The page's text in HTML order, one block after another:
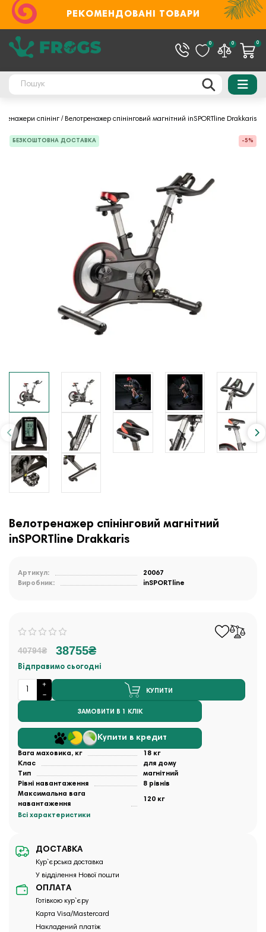
РЕКОМЕНДОВАНІ ТОВАРИ
0 0 0
спінінг Велотренажер спінінговий магнітний inSPORTline Drakkaris
БЕЗКОШТОВНА ДОСТАВКА -5%
Велотренажер спінінговий магнітний
inSPORTline Drakkaris
Артикул:
20067
Виробник:
inSPORTline
40794₴ 38755₴
Відправимо сьогодні
КУПИТИ
ЗАМОВИТИ В 1 КЛІК
Купити в кредит
Вага маховика, кг
18 кг
Клас
для дому
Тип
магнітний
Рівні навантаження
8 рівнів
Максимальна вага
навантаження
120 кг
Всі характеристики
ДОСТАВКА
Кур`єрська доставка
У відділення Нової пошти
ОПЛАТА
Готівкою кур`єру
Карта Visa/Mastercard
Накладений платіж